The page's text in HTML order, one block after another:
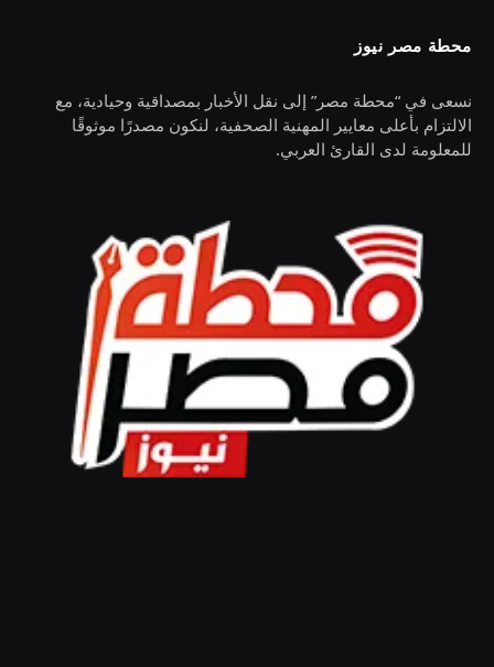
محطة مصر نيوز
نسعى في “محطة مصر” إلى نقل الأخبار بمصداقية وحيادية، مع
الالتزام بأعلى معايير المهنية الصحفية، لنكون مصدرًا موثوقًا
للمعلومة لدى القارئ العربي.